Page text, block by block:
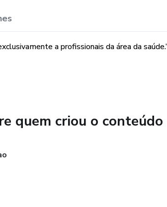
a profissionais da área da
quem criou o conteúdo